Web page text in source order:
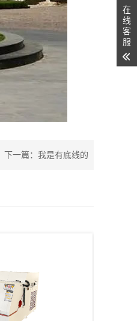
下一篇：我是有底线的
在
线
客
服